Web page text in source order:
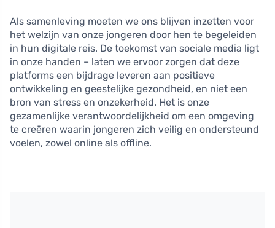
Als samenleving moeten we ons blijven inzetten voor
het welzijn van onze jongeren door hen te begeleiden
in hun digitale reis. De toekomst van sociale media ligt
in onze handen – laten we ervoor zorgen dat deze
platforms een bijdrage leveren aan positieve
ontwikkeling en geestelijke gezondheid, en niet een
bron van stress en onzekerheid. Het is onze
gezamenlijke verantwoordelijkheid om een omgeving
te creëren waarin jongeren zich veilig en ondersteund
voelen, zowel online als offline.